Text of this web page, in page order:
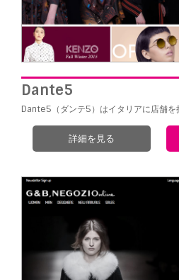
Dante5
Dante5（ダンテ5）はイタリアに店舗を
詳細を見る